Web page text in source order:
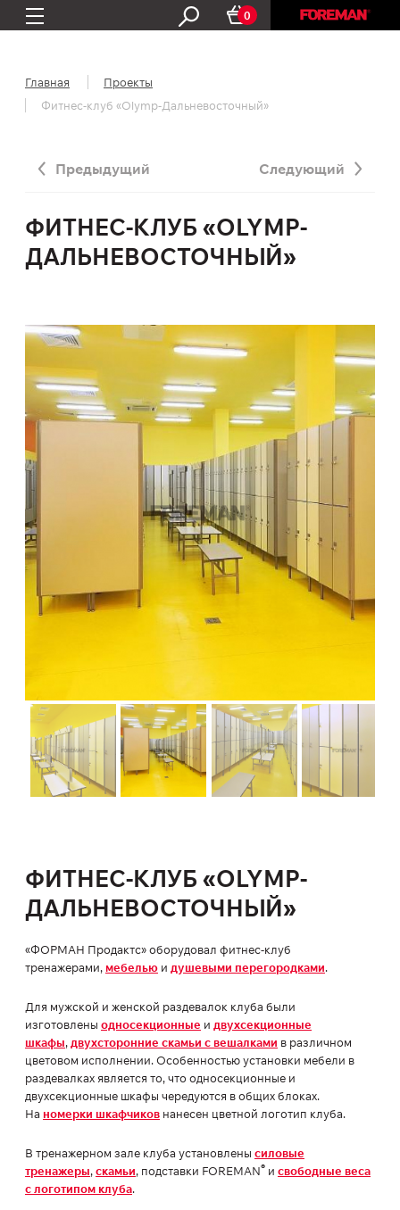
0
Главная
Проекты
Фитнес-клуб «Olymp-Дальневосточный»
Предыдущий Следующий
ФИТНЕС-КЛУБ «OLYMP-
ДАЛЬНЕВОСТОЧНЫЙ»
ФИТНЕС-КЛУБ «OLYMP-
ДАЛЬНЕВОСТОЧНЫЙ»
«ФОРМАН Продактс» оборудовал фитнес-клуб
тренажерами, мебелью и душевыми перегородками.
Для мужской и женской раздевалок клуба были
изготовлены односекционные и двухсекционные
шкафы, двухсторонние скамьи с вешалками в различном
цветовом исполнении. Особенностью установки мебели в
раздевалках является то, что односекционные и
двухсекционные шкафы чередуются в общих блоках.
На номерки шкафчиков нанесен цветной логотип клуба.
В тренажерном зале клуба установлены силовые
тренажеры,скамьи, подставки FOREMAN® и свободные веса
с логотипом клуба.